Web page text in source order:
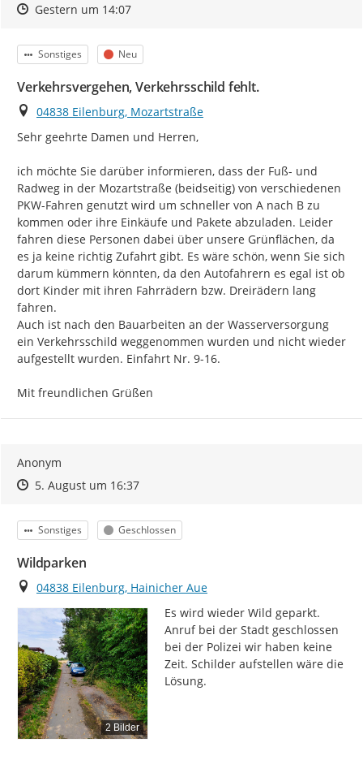
Zeitpunkt des Erstellens
Zeitpunkt des Erstellens
Gestern um 14:07Zur Äußerung
Kategorie
Sonstiges Status
Neu
Verkehrsvergehen, Verkehrsschild fehlt.
Ort
04838 Eilenburg, Mozartstraße
Sehr geehrte Damen und Herren,
ich möchte Sie darüber informieren, dass der Fuß- und
Radweg in der Mozartstraße (beidseitig) von verschiedenen
PKW-Fahren genutzt wird um schneller von A nach B zu
kommen oder ihre Einkäufe und Pakete abzuladen. Leider
fahren diese Personen dabei über unsere Grünflächen, da
es ja keine richtig Zufahrt gibt. Es wäre schön, wenn Sie sich
darum kümmern könnten, da den Autofahrern es egal ist ob
dort Kinder mit ihren Fahrrädern bzw. Dreirädern lang
fahren.
Auch ist nach den Bauarbeiten an der Wasserversorgung
ein Verkehrsschild weggenommen wurden und nicht wieder
aufgestellt wurden. Einfahrt Nr. 9-16.
Mit freundlichen Grüßen
Anonym
Zeitpunkt des Erstellens
Zeitpunkt des Erstellens
5. August um 16:37Zur Äußerung
Kategorie
Sonstiges Status
Geschlossen
Wildparken
Ort
04838 Eilenburg, Hainicher Aue
2 Bilder
Es wird wieder Wild geparkt.
Anruf bei der Stadt geschlossen
bei der Polizei wir haben keine
Zeit. Schilder aufstellen wäre die
Lösung.